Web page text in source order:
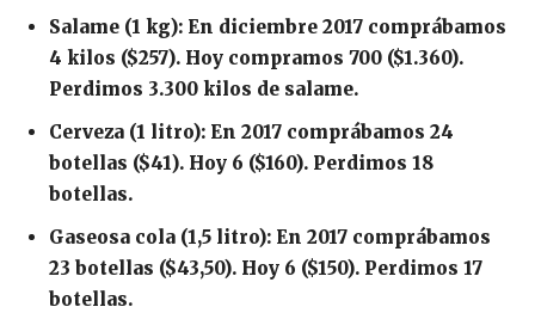
Salame (1 kg): En diciembre 2017 comprábamos
4 kilos ($257). Hoy compramos 700 ($1.360).
Perdimos 3.300 kilos de salame.
Cerveza (1 litro): En 2017 comprábamos 24
botellas ($41). Hoy 6 ($160). Perdimos 18
botellas.
Gaseosa cola (1,5 litro): En 2017 comprábamos
23 botellas ($43,50). Hoy 6 ($150). Perdimos 17
botellas.